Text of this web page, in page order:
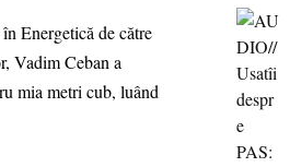
Energetică de către
Vadim Ceban a
mia metri cub, luând